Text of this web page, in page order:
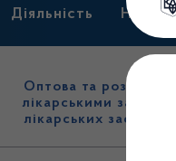
Діяльність
Оптова та роздрібна
лікарськими
лікарських засобів